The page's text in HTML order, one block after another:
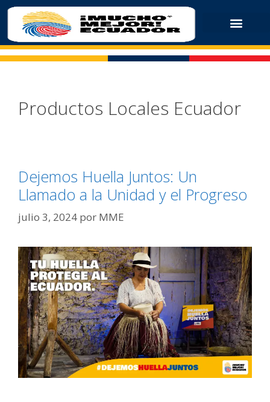
Productos Locales Ecuador
Dejemos Huella Juntos: Un
Llamado a la Unidad y el Progreso
julio 3, 2024 por MME